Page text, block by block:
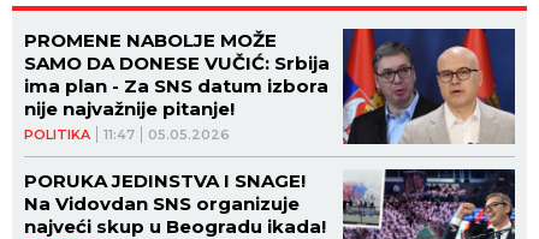
POLITIKA 11:47 05.05.2026
PROMENE NABOLJE MOŽE
SAMO DA DONESE VUČIĆ: Srbija
ima plan - Za SNS datum izbora
nije najvažnije pitanje!
PORUKA JEDINSTVA I SNAGE!
Na Vidovdan SNS organizuje
najveći skup u Beogradu ikada!